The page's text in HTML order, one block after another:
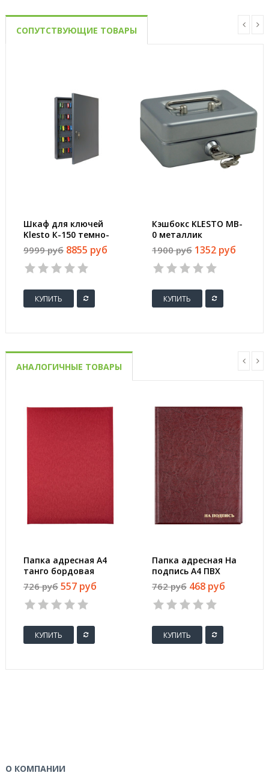
СОПУТСТВУЮЩИЕ ТОВАРЫ
Шкаф для ключей
Klesto К-150 темно-
серый (на 150
ключей, металл)
9999 руб 8855 руб
КУПИТЬ
Кэшбокс KLESTO MB-
0 металлик
60X125X95
1900 руб 1352 руб
КУПИТЬ
АНАЛОГИЧНЫЕ ТОВАРЫ
Папка адресная А4
танго бордовая
726 руб 557 руб
КУПИТЬ
Папка адресная На
подпись А4 ПВХ
бордовая
762 руб 468 руб
КУПИТЬ
О КОМПАНИИ